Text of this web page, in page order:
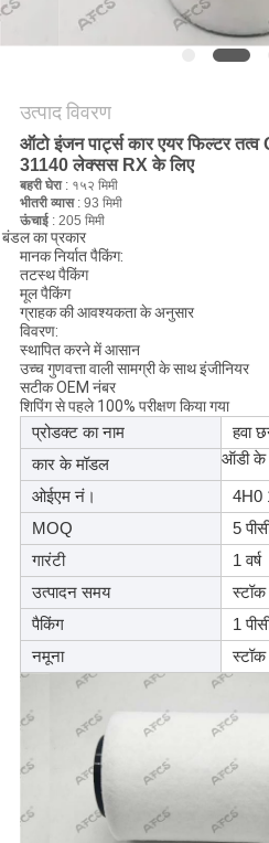
गोपनीयता
नीति
उत्पाद विवरण
ऑटो इंजन पार्ट्स कार एयर फिल्टर
31140 लेक्सस RX के लिए
बहरी घेरा: १५२ मिमी
भीतरी व्यास: 93 मिमी
ऊंचाई: 205 मिमी
बंडल का प्रकार
मानक निर्यात पैकिंग:
तटस्थ पैकिंग
मूल पैकिंग
ग्राहक की आवश्यकता के अनुसार
विवरण:
स्थापित करने में आसान
उच्च गुणवत्ता वाली सामग्री के साथ इंजीनियर
सटीक OEM नंबर
शिपिंग से पहले 100% परीक्षण किया गया
प्रोडक्ट का नाम
हवा
कार के मॉडल
ऑडी के
ओईएम नं।
4H0
MOQ
5
गारंटी
1 वर्ष
उत्पादन समय
पैकिंग
1
नमूना
स्टॉक